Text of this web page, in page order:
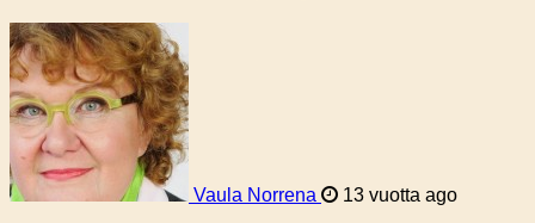
Vaula Norrena
13 vuotta ago